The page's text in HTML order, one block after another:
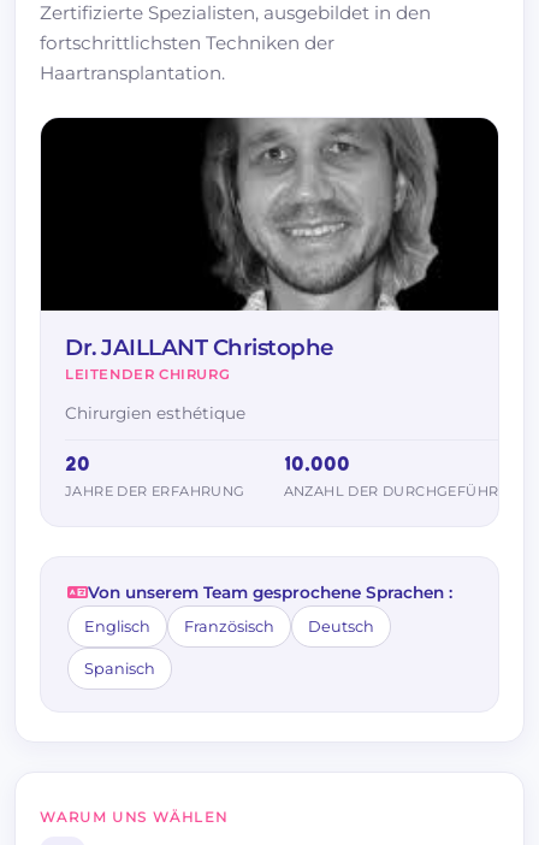
Zertifizierte Spezialisten, ausgebildet in den
fortschrittlichsten Techniken der
Haartransplantation.
Dr. JAILLANT Christophe
LEITENDER CHIRURG
Chirurgien esthétique
20
JAHRE DER ERFAHRUNG
10.000
ANZAHL DER DURCHGEFÜHRTEN
Von unserem Team gesprochene Sprachen :
Englisch Französisch Deutsch
Spanisch
WARUM UNS WÄHLEN